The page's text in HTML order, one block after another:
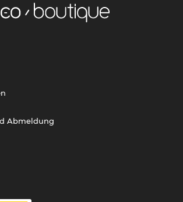
Abmeldung